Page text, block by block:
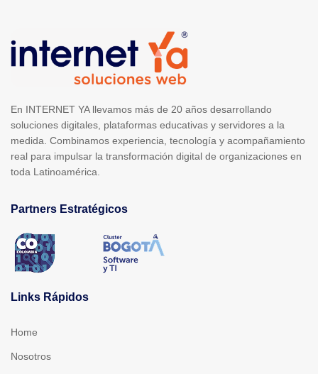
En INTERNET YA llevamos más de 20 años desarrollando
soluciones digitales, plataformas educativas y servidores a la
medida. Combinamos experiencia, tecnología y acompañamiento
real para impulsar la transformación digital de organizaciones en
toda Latinoamérica.
Partners Estratégicos
Links Rápidos
Home
Nosotros